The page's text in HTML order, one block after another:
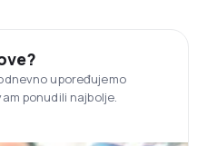
upoređujemo
ponudili najbolje.